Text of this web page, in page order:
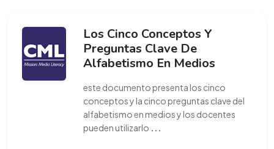
Los Cinco Conceptos Y
Preguntas Clave De
Alfabetismo En Medios
este documento presenta los cinco
conceptos y la cinco preguntas clave del
alfabetismo en medios y los docentes
pueden utilizarlo ...